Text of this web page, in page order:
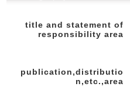
title and statement of
responsibility area
publication,distributio
n,etc.,area